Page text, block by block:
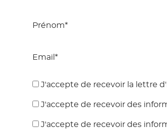
Prénom*
Email*
J'accepte de recevoir la lettre
J'accepte de recevoir des
J'accepte de recevoir des